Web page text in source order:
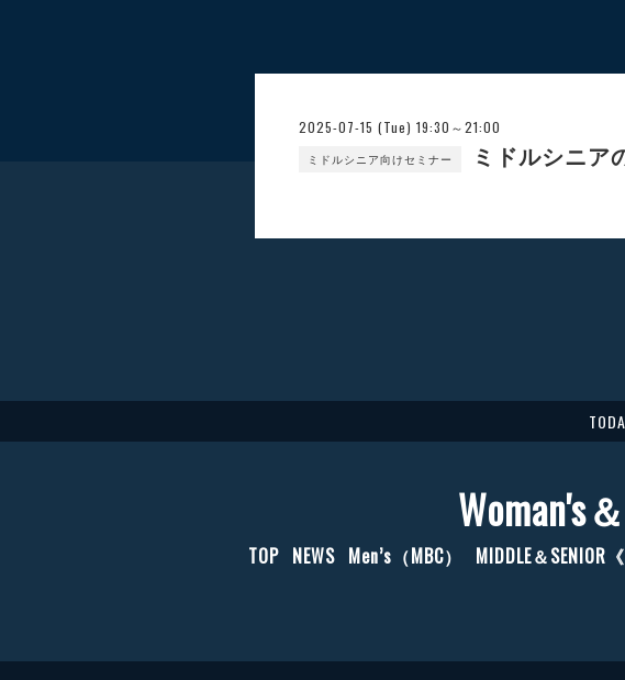
2025-07-15 (Tue) 19:30～21:00
ミドルシニア向けセミナー ミドルシニア
Woman's
TOP NEWS Men’s（MBC） MIDDLE＆SENIOR《